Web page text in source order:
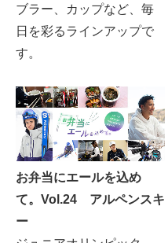
ブラー、カップなど、毎
日を彩るラインアップで
す。
お弁当にエールを込め
て。Vol.24 アルペンスキ
ー